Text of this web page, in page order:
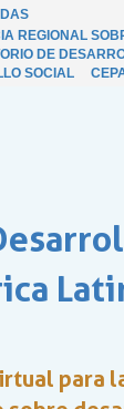
REGIONAL
DE
SOCIAL
para